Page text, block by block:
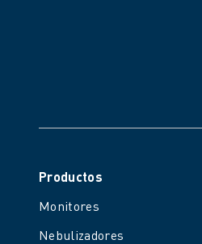
Productos
Monitores
Nebulizadores